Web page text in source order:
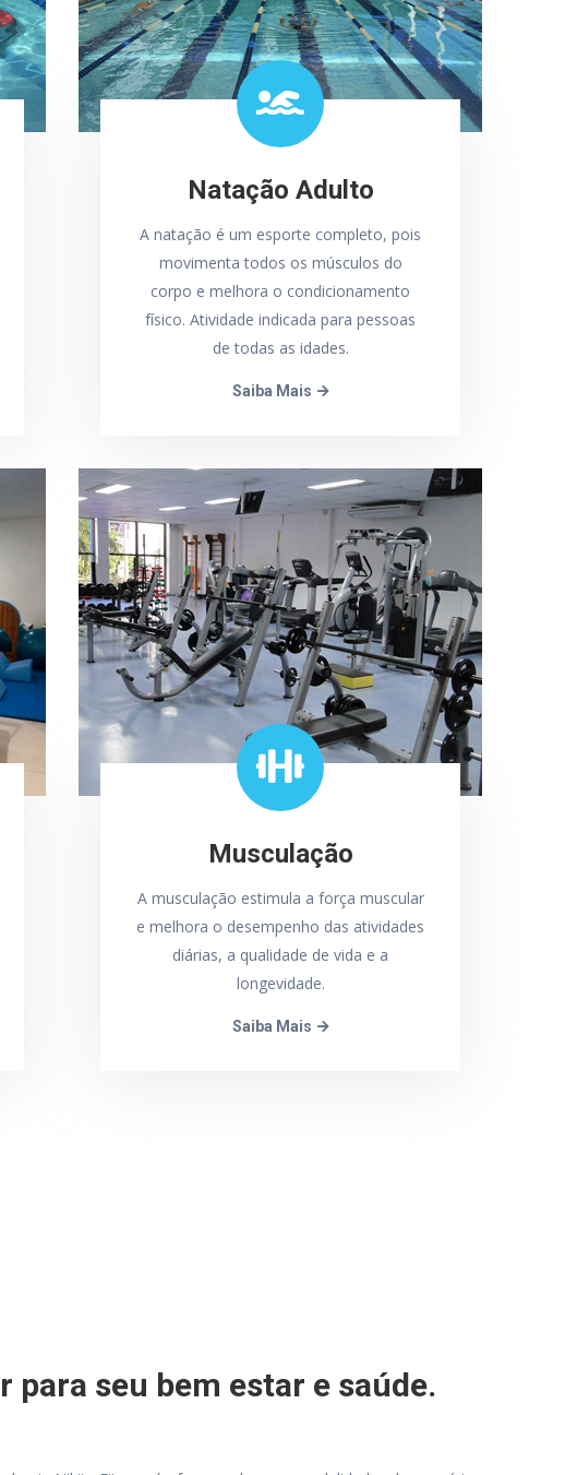
Natação Adulto
A natação é um esporte completo, pois
movimenta todos os músculos do
corpo e melhora o condicionamento
físico. Atividade indicada para pessoas
de todas as idades.
Saiba Mais
Musculação
A musculação estimula a força muscular
e melhora o desempenho das atividades
diárias, a qualidade de vida e a
longevidade.
Saiba Mais
para seu bem estar e saúde.